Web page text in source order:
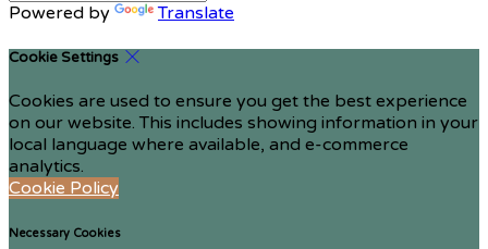
Powered by Translate
Cookie Settings
Cookies are used to ensure you get the best experience
on our website. This includes showing information in your
local language where available, and e-commerce
analytics.
Cookie Policy
Necessary Cookies